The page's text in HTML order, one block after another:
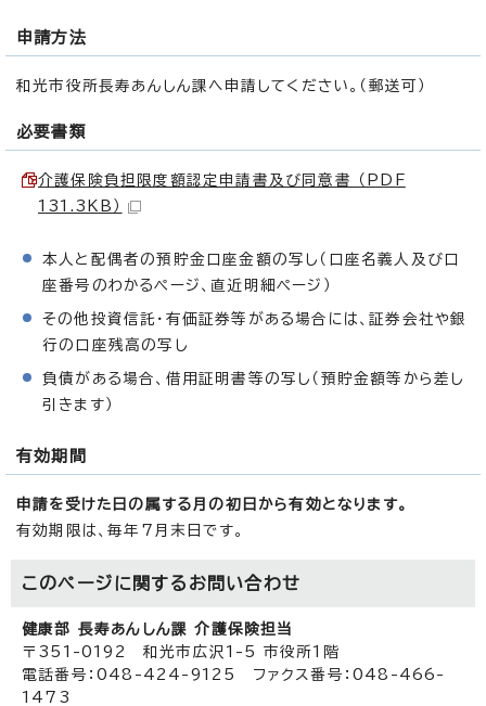
申請方法
和光市役所長寿あんしん課へ申請してください。（郵送可）
必要書類
介護保険負担限度額認定申請書及び同意書 （PDF
131.3KB）
本人と配偶者の預貯金口座金額の写し（口座名義人及び口
座番号のわかるページ、直近明細ページ）
その他投資信託・有価証券等がある場合には、証券会社や銀
行の口座残高の写し
負債がある場合、借用証明書等の写し（預貯金額等から差し
引きます）
有効期間
申請を受けた日の属する月の初日から有効となります。
有効期限は、毎年7月末日です。
このページに関する お問い合わせ
健康部 長寿あんしん課 介護保険担当
〒351-0192 和光市広沢1-5 市役所1階
電話番号：048-424-9125 ファクス番号：048-466-
1473